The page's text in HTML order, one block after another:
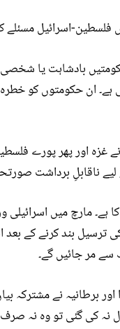
اسرائیل
بادشاہت یا
ان حکومتوں کو
غزہ اور پھر پورے
ناقابلِ برداشت
کا ہے۔ مارچ میں
ترسیل بند کرنے کے بعد
برطانیہ نے مشترکہ
نہ کی گئی تو وہ نہ